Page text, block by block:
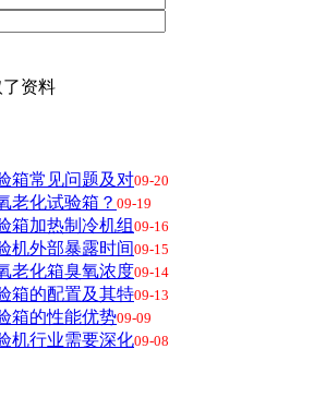
资料
箱常见问题及对09-20
老化试验箱？ 09-19
箱加热制冷机组 09-16
机外部暴露时间09-15
老化箱臭氧浓度09-14
箱的配置及其特09-13
箱的性能优势09-09
机行业需要深化09-08